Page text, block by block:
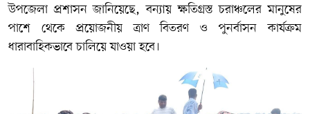
উপজেলা প্রশাসন জানিয়েছে, বন্যায় ক্ষতিগ্রস্ত চরাঞ্চলের মানুষের
পাশে থেকে প্রয়োজনীয় ত্রাণ বিতরণ ও পুনর্বাসন কার্যক্রম
ধারাবাহিকভাবে চালিয়ে যাওয়া হবে।